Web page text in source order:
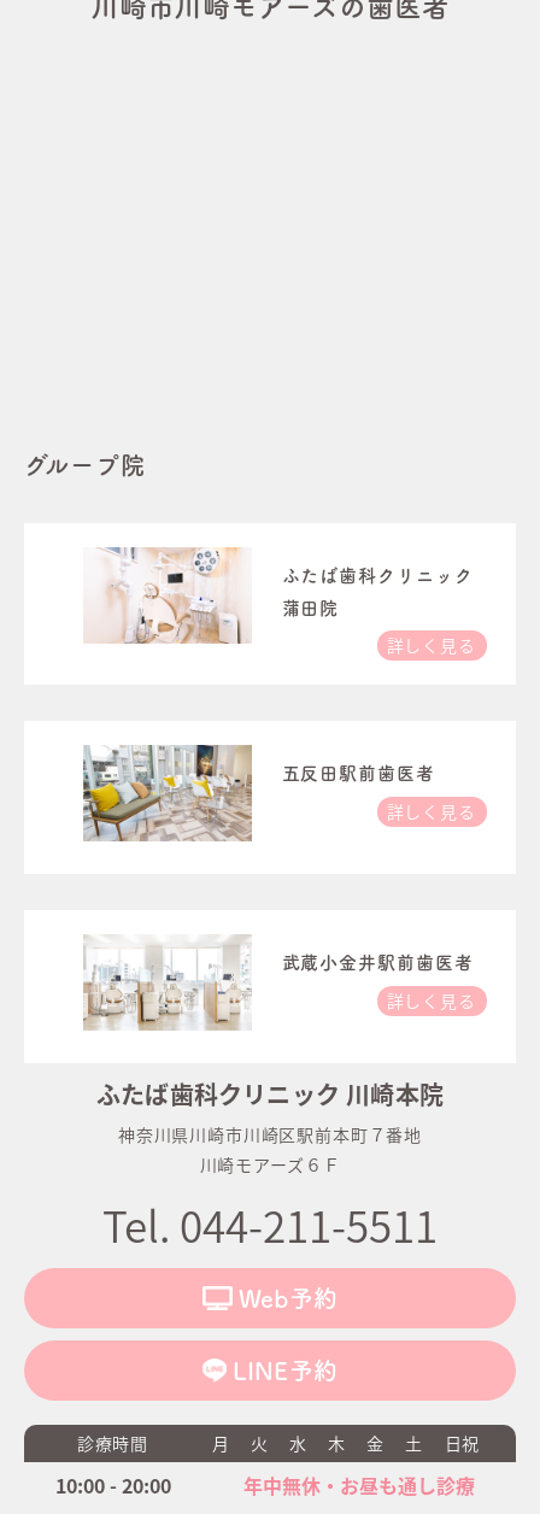
川崎市川崎モアーズの歯医者
グループ院
ふたば歯科クリニック
蒲田院
詳しく見る
五反田駅前歯医者
詳しく見る
武蔵小金井駅前歯医者
詳しく見る
ふたば歯科クリニック 川崎本院
神奈川県川崎市川崎区駅前本町７番地
川崎モアーズ６Ｆ
Tel. 044-211-5511
Web予約
LINE予約
診療時間 月 火 水 木 金 土 日祝
10:00 - 20:00 年中無休・お昼も通し診療